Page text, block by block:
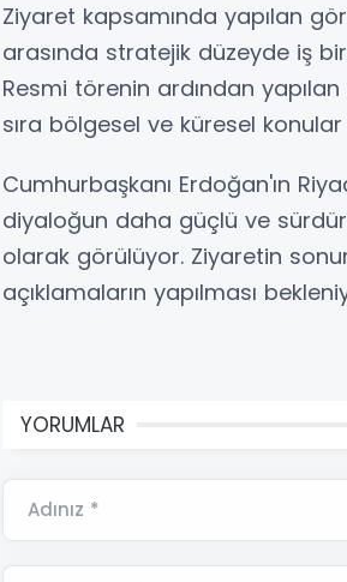
Ziyaret kapsamında yapılan
arasında stratejik düzeyde iş
Resmi törenin ardından
sıra bölgesel ve küresel konular
Cumhurbaşkanı Erdoğan'ın
diyaloğun daha güçlü ve
olarak görülüyor. Ziyaretin
açıklamaların yapılması
YORUMLAR
Adınız *